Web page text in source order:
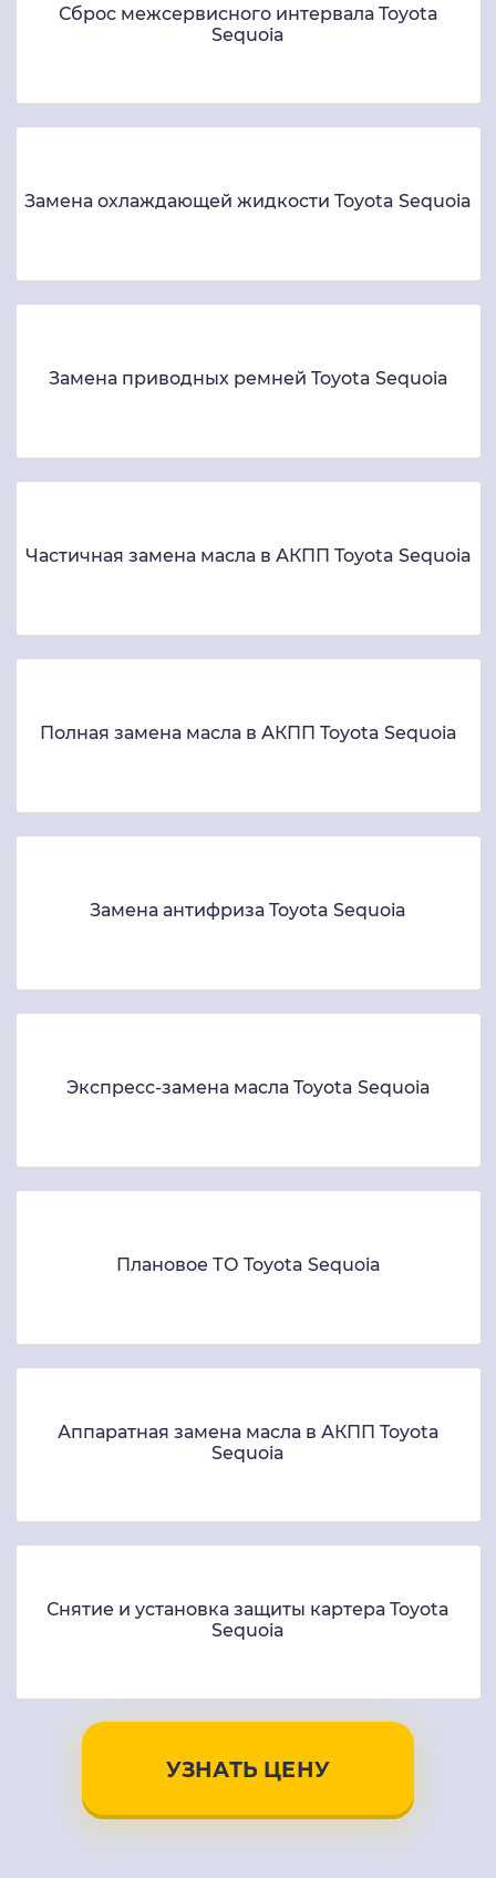
Сброс межсервисного интервала Toyota
Sequoia
Замена охлаждающей жидкости Toyota Sequoia
Замена приводных ремней Toyota Sequoia
Частичная замена масла в АКПП Toyota Sequoia
Полная замена масла в АКПП Toyota Sequoia
Замена антифриза Toyota Sequoia
Экспресс-замена масла Toyota Sequoia
Плановое ТО Toyota Sequoia
Аппаратная замена масла в АКПП Toyota
Sequoia
Снятие и установка защиты картера Toyota
Sequoia
УЗНАТЬ ЦЕНУ